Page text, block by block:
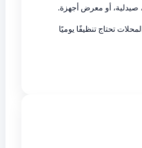
أو معرض أجهزة.
تحتاج تنظيفًا يوميًا